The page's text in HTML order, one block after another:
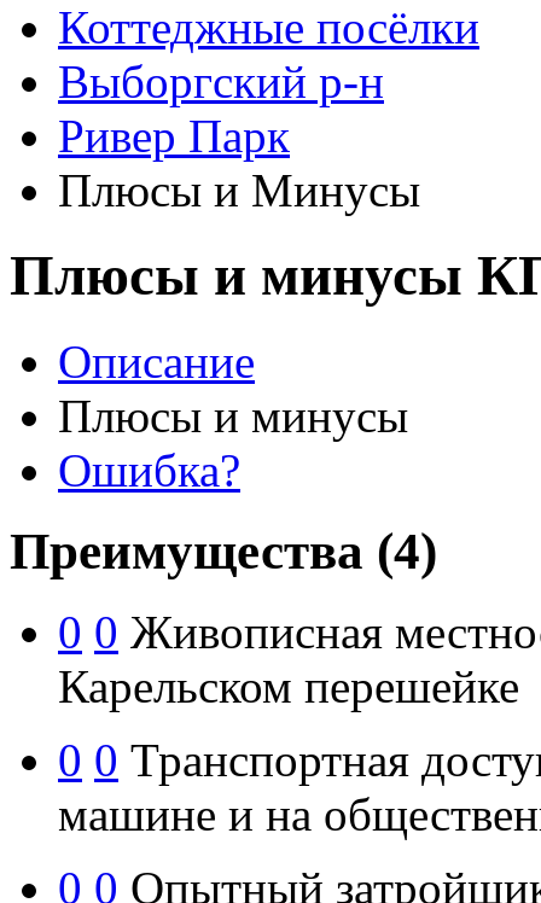
Коттеджные посёлки
Выборгский р-н
Ривер Парк
Плюсы и Минусы
Плюсы и минусы
Описание
Плюсы и минусы
Ошибка?
Преимущества (4)
0 0 Живописная
Карельском перешейке
0 0 Транспортная
машине и на
0 0 Опытный